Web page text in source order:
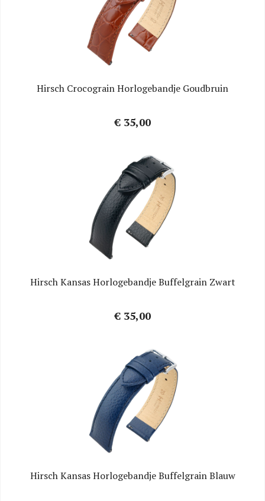
Hirsch Crocograin Horlogebandje Goudbruin
€ 35,00
Hirsch Kansas Horlogebandje Buffelgrain Zwart
€ 35,00
Hirsch Kansas Horlogebandje Buffelgrain Blauw